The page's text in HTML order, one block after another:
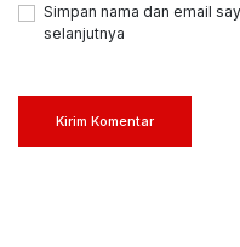
Simpan nama dan email
selanjutnya
Kirim Komentar